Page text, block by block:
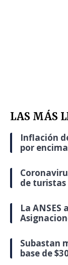
LAS MÁS
Inflación
por
de
La
Subastan
base de